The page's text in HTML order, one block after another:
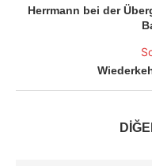
Herrmann bei der